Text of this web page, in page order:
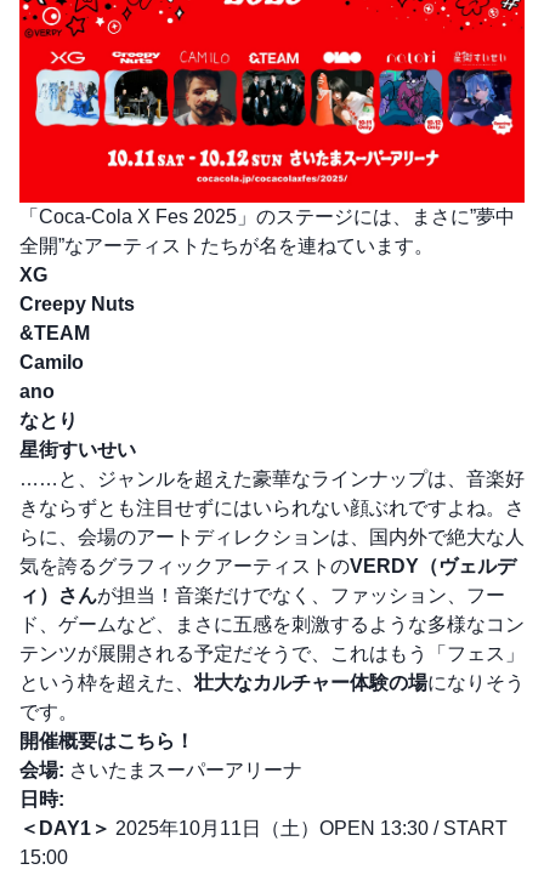
「Coca-Cola X Fes 2025」のステージには、まさに”夢中
全開”なアーティストたちが名を連ねています。
XG
Creepy Nuts
&TEAM
Camilo
ano
なとり
星街すいせい
……と、ジャンルを超えた豪華なラインナップは、音楽好
きならずとも注目せずにはいられない顔ぶれですよね。さ
らに、会場のアートディレクションは、国内外で絶大な人
気を誇るグラフィックアーティストのVERDY（ヴェルデ
ィ）さんが担当！音楽だけでなく、ファッション、フー
ド、ゲームなど、まさに五感を刺激するような多様なコン
テンツが展開される予定だそうで、これはもう「フェス」
という枠を超えた、壮大なカルチャー体験の場になりそう
です。
開催概要はこちら！
会場: さいたまスーパーアリーナ
日時:
＜DAY1＞ 2025年10月11日（土）OPEN 13:30 / START
15:00